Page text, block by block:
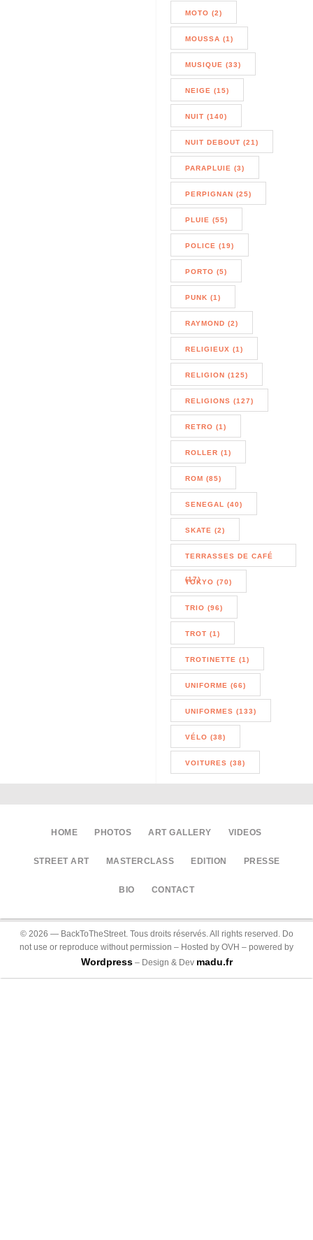
MOTO (2)
MOUSSA (1)
MUSIQUE (33)
NEIGE (15)
NUIT (140)
NUIT DEBOUT (21)
PARAPLUIE (3)
PERPIGNAN (25)
PLUIE (55)
POLICE (19)
PORTO (5)
PUNK (1)
RAYMOND (2)
RELIGIEUX (1)
RELIGION (125)
RELIGIONS (127)
RETRO (1)
ROLLER (1)
ROM (85)
SENEGAL (40)
SKATE (2)
TERRASSES DE CAFÉ
(17)
TOKYO (70)
TRIO (96)
TROT (1)
TROTINETTE (1)
UNIFORME (66)
UNIFORMES (133)
VÉLO (38)
VOITURES (38)
HOME PHOTOS ART GALLERY VIDEOS
STREET ART MASTERCLASS EDITION PRESSE
BIO CONTACT
© 2026 — BackToTheStreet. Tous droits réservés. All rights reserved. Do
not use or reproduce without permission – Hosted by OVH – powered by
Wordpress– Design & Dev madu.fr